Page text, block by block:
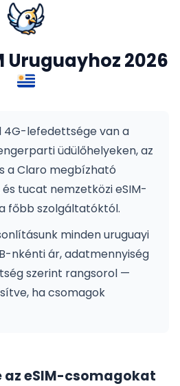
Uruguayhoz 2026
4G-lefedettsége van a
üdülőhelyeken, az
a Claro megbízható
tucat nemzetközi eSIM-
főbb szolgáltatóktól.
minden uruguayi
nkénti ár, adatmennyiség
szerint rangsorol —
ha csomagok
az eSIM-csomagokat